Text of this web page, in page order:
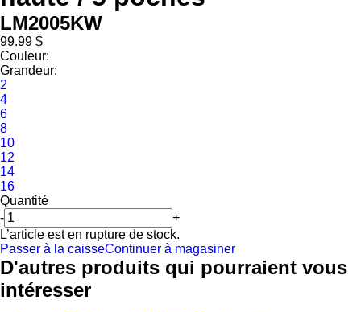
LM2005KW
99.99 $
Couleur:
Grandeur:
2
4
6
8
10
12
14
16
Quantité
-
+
L’article est en rupture de stock.
Passer à la caisseContinuer à magasiner
D'autres produits qui pourraient vous
intéresser